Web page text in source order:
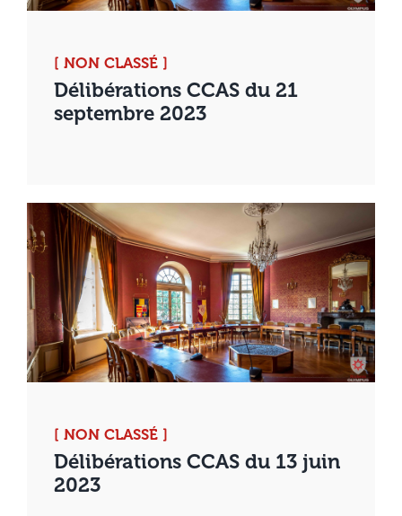
[ NON CLASSÉ ]
Délibérations CCAS du 21
septembre 2023
[ NON CLASSÉ ]
Délibérations CCAS du 13 juin
2023